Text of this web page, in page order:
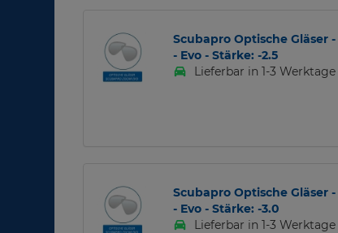
Scubapro Optische Gläser -
- Evo - Stärke: -2.5
Lieferbar in 1-3 Werktage
Scubapro Optische Gläser -
- Evo - Stärke: -3.0
Lieferbar in 1-3 Werktage